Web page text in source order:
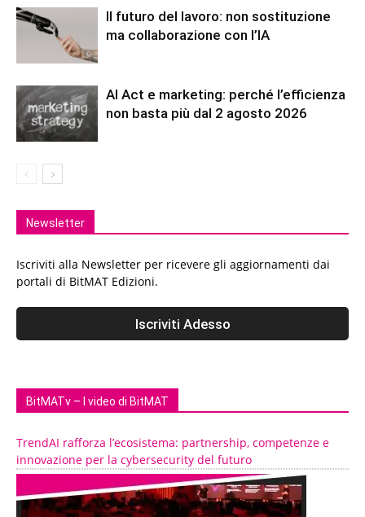
Il futuro del lavoro: non sostituzione
ma collaborazione con l’IA
AI Act e marketing: perché l’efficienza
non basta più dal 2 agosto 2026
Newsletter
Iscriviti alla Newsletter per ricevere gli aggiornamenti dai
portali di BitMAT Edizioni.
BitMATv – I video di BitMAT
TrendAI rafforza l’ecosistema: partnership, competenze e
innovazione per la cybersecurity del futuro